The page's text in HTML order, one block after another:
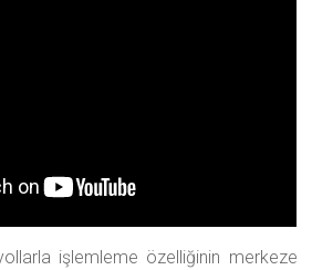
işlemleme özelliğinin merkeze